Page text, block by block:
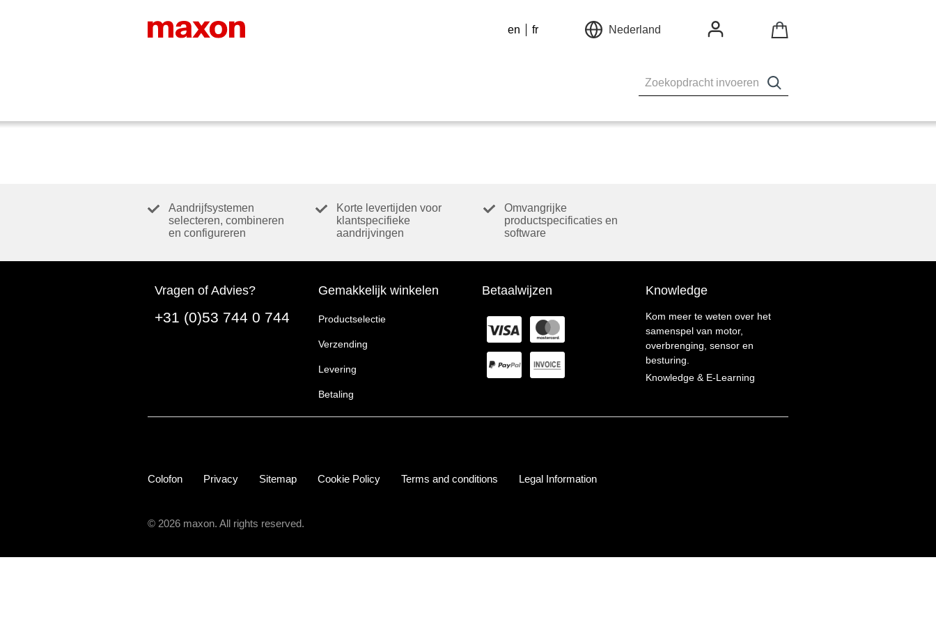
en fr Nederland
Aandrijfsystemen
selecteren, combineren
en configureren
Korte levertijden voor
klantspecifieke
aandrijvingen
Omvangrijke
productspecificaties en
software
Vragen of Advies?
+31 (0)53 744 0 744
Gemakkelijk winkelen
Productselectie
Verzending
Levering
Betaling
Betaalwijzen Knowledge
Kom meer te weten over het
samenspel van motor,
overbrenging, sensor en
besturing.
Knowledge & E-Learning
Colofon Privacy Sitemap Cookie Policy Terms and conditions Legal Information
© 2026 maxon. All rights reserved.